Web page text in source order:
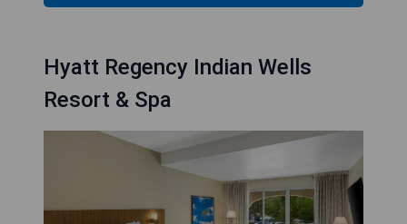
Hyatt Regency Indian Wells
Resort & Spa